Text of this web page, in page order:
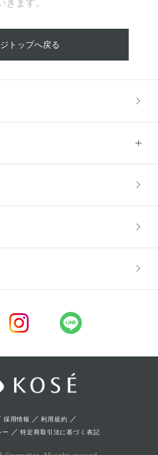
きます。
トップへ戻る
採用情報 ／利用規約 ／
ー ／特定商取引法に基づく表記